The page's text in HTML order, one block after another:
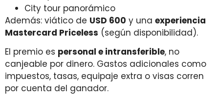
City tour panorámico
Además: viático de USD 600 y una experiencia
Mastercard Priceless (según disponibilidad).
El premio es personal e intransferible, no
canjeable por dinero. Gastos adicionales como
impuestos, tasas, equipaje extra o visas corren
por cuenta del ganador.